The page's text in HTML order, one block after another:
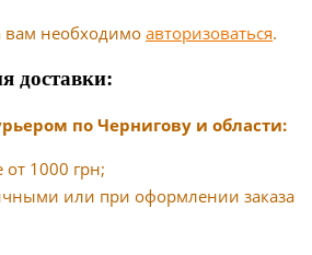
вам необходимо авторизоваться.
доставки:
по Чернигову и области:
от 1000 грн;
или при оформлении заказа